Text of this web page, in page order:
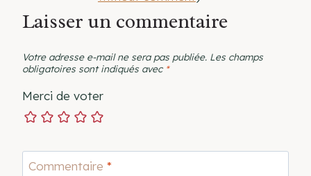
Laisser un commentaire
Votre adresse e-mail ne sera pas publiée. Les champs
obligatoires sont indiqués avec *
Merci de voter
Commentaire *